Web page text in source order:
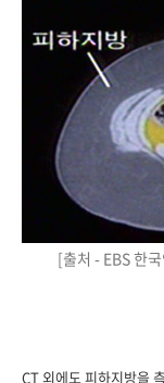
[출처 - EBS 한
CT 외에도 피하지방을